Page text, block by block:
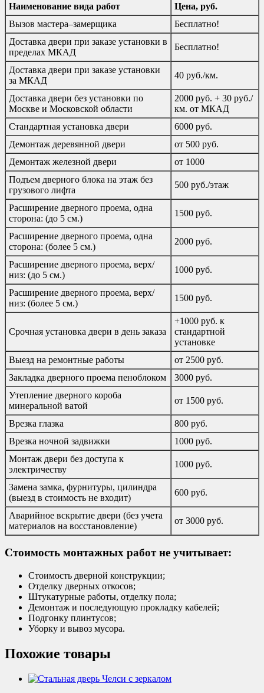
Наименование вида работ
Цена, руб.
Вызов мастера–замерщика
Бесплатно!
Доставка двери при заказе установки в
пределах МКАД
Бесплатно!
Доставка двери при заказе установки
за МКАД
40 руб./км.
Доставка двери без установки по
Москве и Московской области
2000 руб. + 30 руб./
км. от МКАД
Стандартная установка двери
6000 руб.
Демонтаж деревянной двери
от 500 руб.
Демонтаж железной двери
от 1000
Подъем дверного блока на этаж без
грузового лифта
500 руб./этаж
Расширение дверного проема, одна
сторона: (до 5 см.)
1500 руб.
Расширение дверного проема, одна
сторона: (более 5 см.)
2000 руб.
Расширение дверного проема, верх/
низ: (до 5 см.)
1000 руб.
Расширение дверного проема, верх/
низ: (более 5 см.)
1500 руб.
Срочная установка двери в день заказа
+1000 руб. к
стандартной
установке
Выезд на ремонтные работы
от 2500 руб.
Закладка дверного проема пеноблоком
3000 руб.
Утепление дверного короба
минеральной ватой
от 1500 руб.
Врезка глазка
800 руб.
Врезка ночной задвижки
1000 руб.
Монтаж двери без доступа к
электричеству
1000 руб.
Замена замка, фурнитуры, цилиндра
(выезд в стоимость не входит)
600 руб.
Аварийное вскрытие двери (без учета
материалов на восстановление)
от 3000 руб.
Стоимость монтажных работ не учитывает:
Стоимость дверной конструкции;
Отделку дверных откосов;
Штукатурные работы, отделку пола;
Демонтаж и последующую прокладку кабелей;
Подгонку плинтусов;
Уборку и вывоз мусора.
Похожие товары